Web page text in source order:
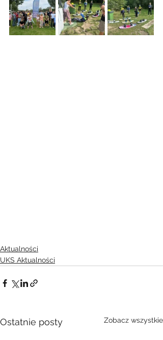
Aktualności
UKS Aktualności
Ostatnie posty Zobacz wszystkie